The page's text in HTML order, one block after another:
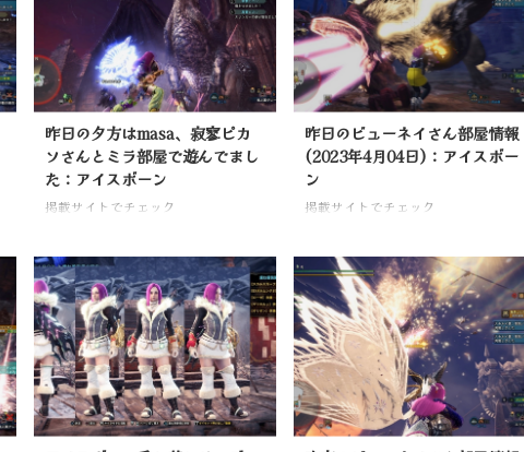
昨日の夕方はmasa、寂寥ピカ
ソさんとミラ部屋で遊んでまし
た：アイスボーン
掲載サイトでチェック
昨日のビューネイさん部屋情報
(2023年4月04日)：アイスボー
ン
掲載サイトでチェック